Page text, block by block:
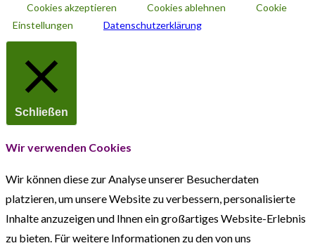
Cookies akzeptieren Cookies ablehnen
Cookie
Einstellungen
Datenschutzerklärung
Schließen
Wir verwenden Cookies
Wir können diese zur Analyse unserer Besucherdaten
platzieren, um unsere Website zu verbessern, personalisierte
Inhalte anzuzeigen und Ihnen ein großartiges Website-Erlebnis
zu bieten. Für weitere Informationen zu den von uns